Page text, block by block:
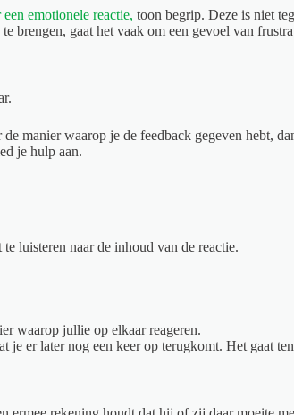
emotionele reactie, toon begrip. Deze is niet
gaat het vaak om een gevoel van
manier waarop je de feedback gegeven hebt,
je hulp aan.
luisteren naar de inhoud van de reactie.
waarop jullie op elkaar reageren.
er later nog een keer op terugkomt. Het gaat